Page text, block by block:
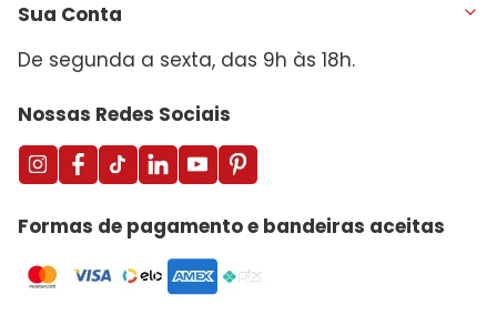
Sua Conta
De segunda a sexta, das 9h às 18h.
Nossas Redes Sociais
Formas de pagamento e bandeiras aceitas